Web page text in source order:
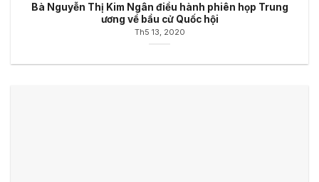
Bà Nguyễn Thị Kim Ngân điều hành phiên họp Trung
ương về bầu cử Quốc hội
Th5 13, 2020